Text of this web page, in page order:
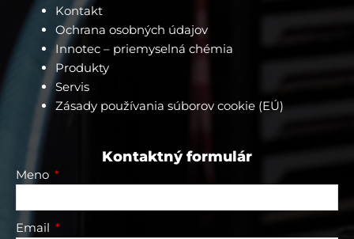
Kontakt
Ochrana osobných údajov
Innotec – priemyselná chémia
Produkty
Servis
Zásady používania súborov cookie (EÚ)
Kontaktný formulár
Meno
Email